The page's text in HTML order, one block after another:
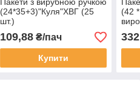
Пакети з вирубною ручкою
(24*35+3)"Куля"ХВГ (25
шт.)
109,88₴/пач
Купити
(42